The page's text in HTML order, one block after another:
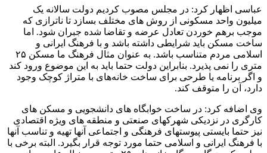
عباسی اظهار کرد: در مجلس مصوب کردیم دولت سالانه یک
میلیون واحد مسکونی از روش های مختلف بسازد تا ناترازی که
موجب برهم خوردن تعادل عرضه و تقاضا شده جبران شود. اما
ساخت مسکن باید شرایطی داشته باشد و با فرهنگ ایرانی و
اسلامی مردم متناسب باشد. به عنوان مثال فرهنگ ما مسکن ۲۵
متری را نمی پذیرد. بنابراین دولت حتما باید به این موضوع ورود کند
و اگر برنامه یا طرحی برای ساخت خانه‌های با متراژ کوچک وجود
دارد، آن را متوقف کند.
وی اضافه کرد: در ساخت خوابگاه های دانشجویی و مسکن های
کارگری در نزدیکی شهرکهای صنعتی و منطقه های ویژه اقتصادی
نیز حتما بایستی پیوستهای فرهنگی و اجتماعی آنها تهیه و تناسب آنها
با فرهنگ ایرانی و اسلامی حتما مورد توجه قرار بگیرد. البته برخی با